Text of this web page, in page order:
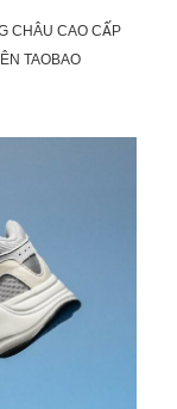
CHÂU CAO CẤP
TAOBAO